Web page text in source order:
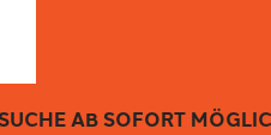
AB SOFORT